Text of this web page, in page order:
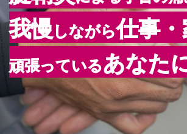
我慢しながら仕事
頑張っているあなた